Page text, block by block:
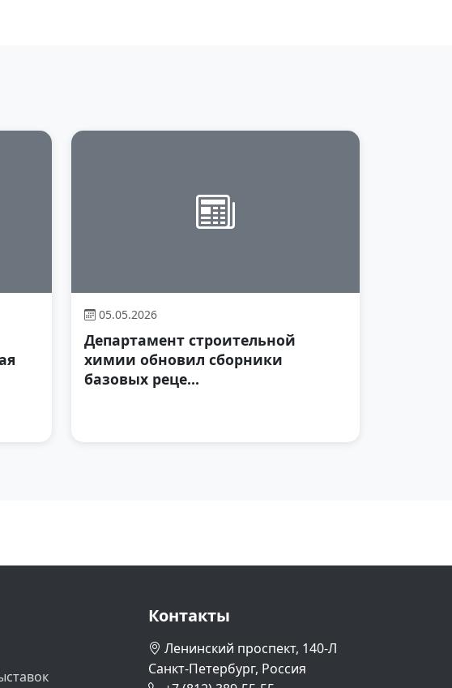
05.05.2026
Департамент строительной
химии обновил сборники
базовых реце...
Контакты
Ленинский проспект, 140-Л
Санкт-Петербург, Россия